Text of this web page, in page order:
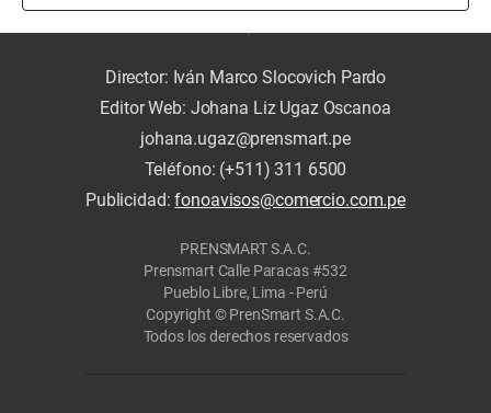
Director: Iván Marco Slocovich Pardo
Editor Web: Johana Liz Ugaz Oscanoa
johana.ugaz@prensmart.pe
Teléfono: (+511) 311 6500
Publicidad:fonoavisos@comercio.com.pe
PRENSMART S.A.C.
Prensmart Calle Paracas #532
Pueblo Libre, Lima - Perú
Copyright © PrenSmart S.A.C.
Todos los derechos reservados